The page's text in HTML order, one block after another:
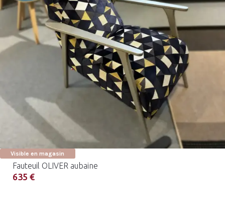
Visible en magasin
Fauteuil OLIVER aubaine
635 €